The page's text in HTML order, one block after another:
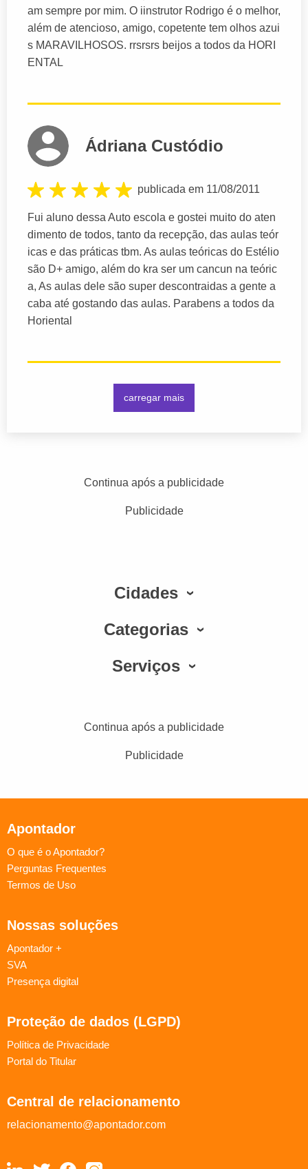
am sempre por mim. O iinstrutor Rodrigo é o melhor,
além de atencioso, amigo, copetente tem olhos azui
s MARAVILHOSOS. rrsrsrs beijos a todos da HORI
ENTAL
Ádriana Custódio
publicada em 11/08/2011
Fui aluno dessa Auto escola e gostei muito do aten
dimento de todos, tanto da recepção, das aulas teór
icas e das práticas tbm. As aulas teóricas do Estélio
são D+ amigo, além do kra ser um cancun na teóric
a, As aulas dele são super descontraidas a gente a
caba até gostando das aulas. Parabens a todos da
Horiental
carregar mais
Continua após a publicidade
Publicidade
Cidades
Categorias
Serviços
Continua após a publicidade
Publicidade
Apontador
O que é o Apontador?
Perguntas Frequentes
Termos de Uso
Nossas soluções
Apontador +
SVA
Presença digital
Proteção de dados (LGPD)
Política de Privacidade
Portal do Titular
Central de relacionamento
relacionamento@apontador.com